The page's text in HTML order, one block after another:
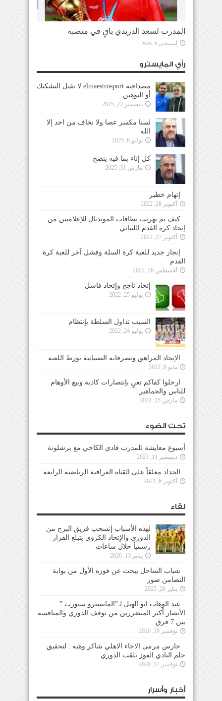
المدرب لسعد الدريدي باقٍ في منصبه
أغسطس 8, 2026
رأي المايسترو
مصداقية elmaestrosport لا تقبل التشكيك
أو التوهين
ديسمبر 22, 2025
لسنا مكسر عصا ولا نخاف من احد إلا
الله
يوليو 6, 2025
كل إناء بما فيه ينضح
مارس 31, 2025
إتهام خطير
أكتوبر 28, 2022
كيف تم تهريب بطاقات المونديال للإعلاميين من
إتحاد كرة القدم اللبناني
أكتوبر 27, 2022
إنجاز جديد للعبة كرة السلة وفشل آخر للعبة كرة
القدم
أغسطس 26, 2022
إتحاد ناجح وإتحاد فاشل
يوليو 25, 2022
السبب تداول السلطة بإنتظام
يوليو 24, 2022
الإتحاد المراهق وتصرفاته الصبيانية تورط اللعبة
مايو 6, 2022
ارحلوا كفاكم تغنٍ بإنتصارات كاذبة وبيع الأوهام
للناس والجماهير
مارس 25, 2022
تحت الضوء
أسبوع معايشة للمدرب فادي الكاخي مع برشلونة
ديسمبر 11, 2023
الحداد معلقاً على القناة العراقية الرياضية الرابعة
أكتوبر 6, 2021
لقاء
لهذه الأسباب إنسحب فريق البرج من
الدوري والإتحاد الكروي يتبلغ القرار
رسمياً خلال ساعات
يناير 13, 2026
شباب الساحل يبحث عن فوزه الأول من بوابة
التضامن صور
يناير 26, 2025
عبد الوهاب ابو الهيل لـ”المايسترو سبورت ” :
الأنصار أكثر المتضررين من توقف الدوري والمنافسة
بين 7 فرق
نوفمبر 29, 2020
حارس مرمى الاخاء الاهلي شاكر وهبه : لتحقيق
حلم النادي الفوز بلقب الدوري
نوفمبر 27, 2020
أخبار وأسرار